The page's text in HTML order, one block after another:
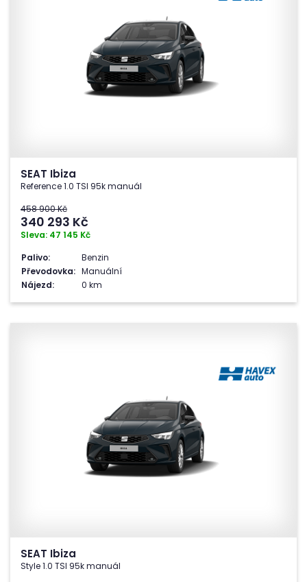
SEAT Ibiza
Reference 1.0 TSI 95k manuál
458 900 Kč
340 293 Kč
Sleva: 47 145 Kč
Palivo:
Benzin
Převodovka: Manuální
Nájezd:
0 km
SEAT Ibiza
Style 1.0 TSI 95k manuál